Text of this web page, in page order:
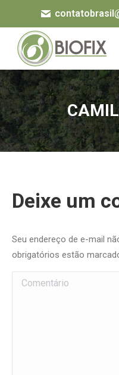
Deixe um
Seu endereço de e-mail
obrigatórios estão
Comentário